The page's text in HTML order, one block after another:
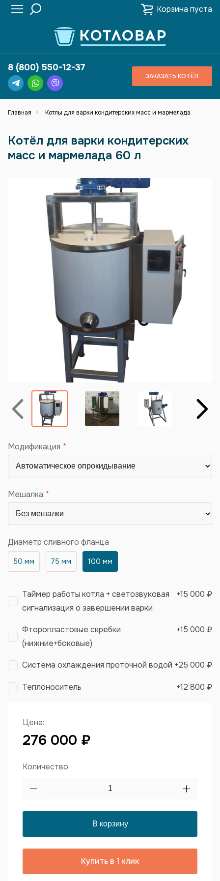
Корзина пуста
8 (800) 550-12-37
ЗАКАЗАТЬ КОТЁЛ
Главная Котлы для варки кондитерских масс и мармелада
Котёл для варки кондитерских
масс и мармелада 60 л
Назад Вперёд
Модификация
Мешалка
Диаметр сливного фланца
50 мм 75 мм 100 мм
Таймер работы котла + светозвуковая
сигнализация о завершении варки
+15 000 ₽
Фторопластовые скребки
(нижние+боковые)
+15 000 ₽
Система охлаждения проточной водой +25 000 ₽
Теплоноситель +12 800 ₽
Цена:
276 000 ₽
Количество
Купить в 1 клик